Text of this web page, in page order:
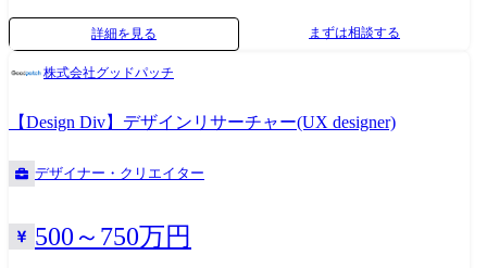
担当します。 ⚫︎クライアントインタビューやワークショップのまとめ、
分析、考察と、その内容を踏まえた言語化、コンセプト立案 ⚫︎コアアイ
設計、ファシリテーション など ●メンバー ブランドエクスペリエンス
をケイパビリティとしている、BXチームは現在8名のメンバーが所属し
ています。Brand Strategist、BXデザイナー、UIデザイナー、コピーライ
ターと役割は様々です。 構成:ディレクター1名、リード1名、メンバー7
等 AIツール:ChatGPT、Gemini Pro、NotebookLM、Claude、Cursor 、
midjourney、Figma Make ●事例・インタビュー メディフォード:事業再編
詳細を見る まずは相談する
株式会社グッドパッチ
【Design Div】デザインリサーチャー(UX designer)
デザイナー・クリエイター
500～750万円